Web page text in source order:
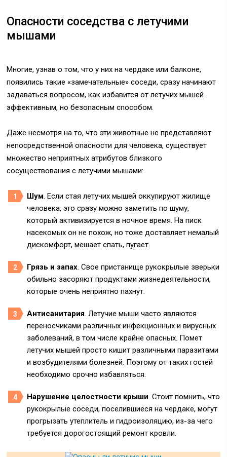
Опасности соседства с летучими
мышами
Многие, узнав о том, что у них на чердаке или балконе,
появились такие «замечательные» соседи, сразу начинают
задаваться вопросом, как избавится от летучих мышей
эффективным, но безопасным способом.
Даже несмотря на то, что эти животные не представляют
непосредственной опасности для человека, существует
множество неприятных атрибутов близкого
сосуществования с летучими мышами:
Шум. Если стая летучих мышей оккупируют жилище
человека, это сразу можно заметить по шуму,
который активизируется в ночное время. На писк
насекомых он не похож, но тоже доставляет немалый
дискомфорт, мешает спать, пугает.
Грязь и запах. Свое пристанище рукокрылые зверьки
обильно засоряют продуктами жизнедеятельности,
которые очень неприятно пахнут.
Антисанитария. Летучие мыши часто являются
переносчиками различных инфекционных и вирусных
заболеваний, в том числе крайне опасных. Помет
летучих мышей просто кишит различными паразитами
и возбудителями болезней. Поэтому от таких гостей
необходимо срочно избавляться.
Нарушение целостности крыши. Стоит помнить, что
рукокрылые соседи, поселившиеся на чердаке, могут
прогрызать утеплитель и гидроизоляцию, из-за чего
требуется дорогостоящий ремонт кровли.